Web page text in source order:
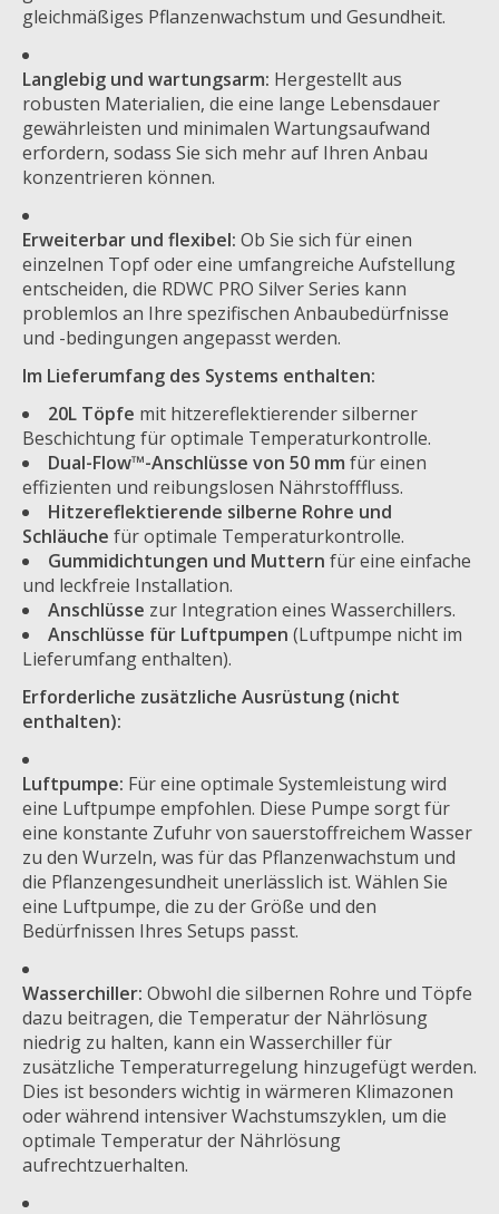
gleichmäßiges Pflanzenwachstum und Gesundheit.
Langlebig und wartungsarm: Hergestellt aus
robusten Materialien, die eine lange Lebensdauer
gewährleisten und minimalen Wartungsaufwand
erfordern, sodass Sie sich mehr auf Ihren Anbau
konzentrieren können.
Erweiterbar und flexibel: Ob Sie sich für einen
einzelnen Topf oder eine umfangreiche Aufstellung
entscheiden, die RDWC PRO Silver Series kann
problemlos an Ihre spezifischen Anbaubedürfnisse
und -bedingungen angepasst werden.
Im Lieferumfang des Systems enthalten:
20L Töpfe mit hitzereflektierender silberner
Beschichtung für optimale Temperaturkontrolle.
Dual-Flow™-Anschlüsse von 50 mm für einen
effizienten und reibungslosen Nährstofffluss.
Hitzereflektierende silberne Rohre und
Schläuche für optimale Temperaturkontrolle.
Gummidichtungen und Muttern für eine einfache
und leckfreie Installation.
Anschlüsse zur Integration eines Wasserchillers.
Anschlüsse für Luftpumpen (Luftpumpe nicht im
Lieferumfang enthalten).
Erforderliche zusätzliche Ausrüstung (nicht
enthalten):
Luftpumpe: Für eine optimale Systemleistung wird
eine Luftpumpe empfohlen. Diese Pumpe sorgt für
eine konstante Zufuhr von sauerstoffreichem Wasser
zu den Wurzeln, was für das Pflanzenwachstum und
die Pflanzengesundheit unerlässlich ist. Wählen Sie
eine Luftpumpe, die zu der Größe und den
Bedürfnissen Ihres Setups passt.
Wasserchiller: Obwohl die silbernen Rohre und Töpfe
dazu beitragen, die Temperatur der Nährlösung
niedrig zu halten, kann ein Wasserchiller für
zusätzliche Temperaturregelung hinzugefügt werden.
Dies ist besonders wichtig in wärmeren Klimazonen
oder während intensiver Wachstumszyklen, um die
optimale Temperatur der Nährlösung
aufrechtzuerhalten.